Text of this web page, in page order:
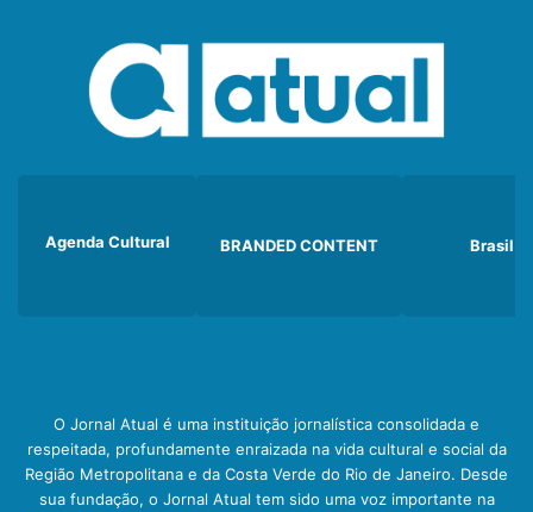
Agenda Cultural BRANDED CONTENT Brasil
O Jornal Atual é uma instituição jornalística consolidada e
respeitada, profundamente enraizada na vida cultural e social da
Região Metropolitana e da Costa Verde do Rio de Janeiro. Desde
sua fundação, o Jornal Atual tem sido uma voz importante na